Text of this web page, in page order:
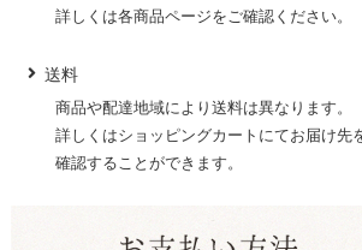
詳しくは各商品ページをご確認ください。
送料
商品や配達地域により送料は異なります。
詳しくはショッピングカートにてお届け先
確認することができます。